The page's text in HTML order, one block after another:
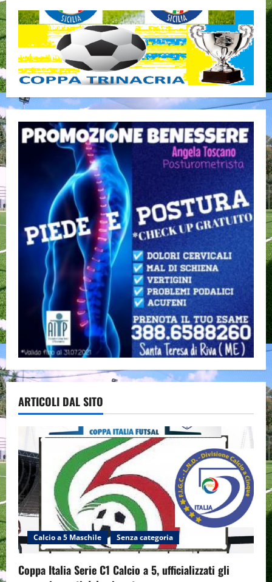
ARTICOLI DAL SITO
Calcio a 5 Maschile Senza categoria
Coppa Italia Serie C1 Calcio a 5, ufficializzati gli